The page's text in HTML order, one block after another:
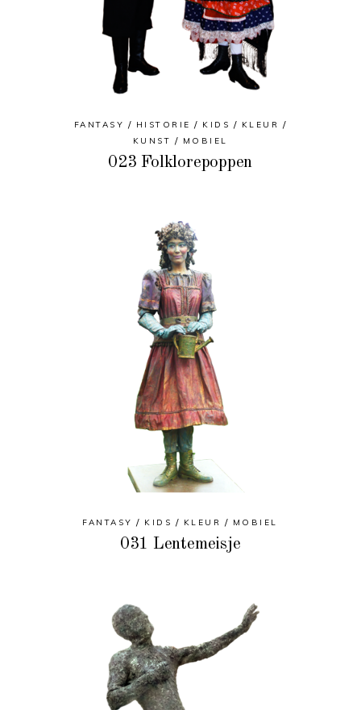
FANTASY HISTORIE KIDS
KLEUR
KUNST
MOBIEL
023 Folklorepoppen
FANTASY KIDS KLEUR MOBIEL
031 Lentemeisje